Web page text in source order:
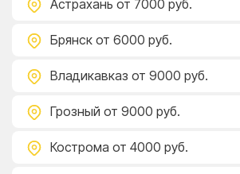
Астрахань от 7000 руб.
Брянск от 6000 руб.
Владикавказ от 9000 руб.
Грозный от 9000 руб.
Кострома от 4000 руб.